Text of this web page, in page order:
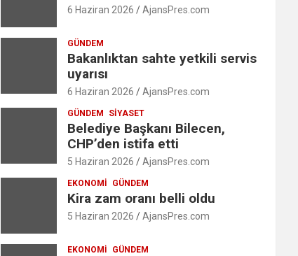
6 Haziran 2026 AjansPres.com
GÜNDEM
Bakanlıktan sahte yetkili servis
uyarısı
6 Haziran 2026 AjansPres.com
GÜNDEM SIYASET
Belediye Başkanı Bilecen,
CHP’den istifa etti
5 Haziran 2026 AjansPres.com
EKONOMI GÜNDEM
Kira zam oranı belli oldu
5 Haziran 2026 AjansPres.com
EKONOMI GÜNDEM